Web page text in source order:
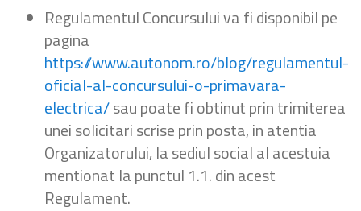
Regulamentul Concursului va fi disponibil pe
pagina
https://www.autonom.ro/blog/regulamentul-
oficial-al-concursului-o-primavara-
electrica/sau poate fi obtinut prin trimiterea
unei solicitari scrise prin posta, in atentia
Organizatorului, la sediul social al acestuia
mentionat la punctul 1.1. din acest
Regulament.